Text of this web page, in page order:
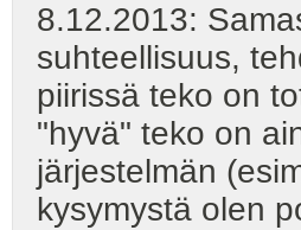
8.12.2013:
suhteellisuus,
piirissä teko on
"hyvä" teko on
järjestelmän
kysymystä olen